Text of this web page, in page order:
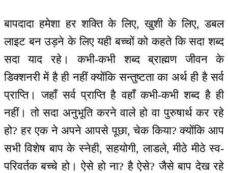
बापदादा हमेशा हर शक्ति के लिए, खुशी के लिए, डबल
लाइट बन उड़ने के लिए यही बच्चों को कहते कि सदा शब्द
सदा याद रहे। कभी-कभी शब्द ब्राह्मण जीवन के
डिक्शनरी में है ही नहीं क्योंकि सन्तुष्टता का अर्थ ही है सर्व
प्राप्ति। जहाँ सर्व प्राप्ति है वहाँ कभी-कभी शब्द है ही
नहीं। तो सदा अनुभूति करने वाले हो वा पुरुषार्थ कर रहे
हो? हर एक ने अपने आपसे पूछा, चेक किया? क्योंकि आप
सभी विशेष बाप के स्नेही, सहयोगी, लाडले, मीठे मीठे स्व-
परिवर्तक बच्चे हो। ऐसे हो ना? है ऐसे? जैसे बाप देख रहे